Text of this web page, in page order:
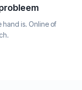
hand is. Online of